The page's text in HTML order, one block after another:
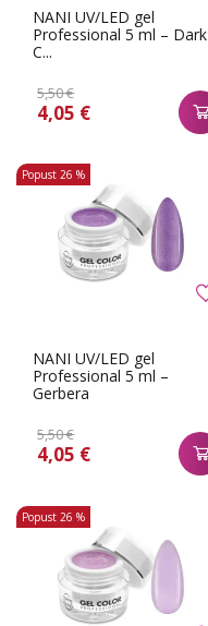
NANI UV/LED gel
Professional 5 ml – Dark
C...
5,50 €
4,05 €
NANI UV/LED gel
Professional 5 ml –
Gerbera
5,50 €
4,05 €
Popust 26 %
Popust 26 %